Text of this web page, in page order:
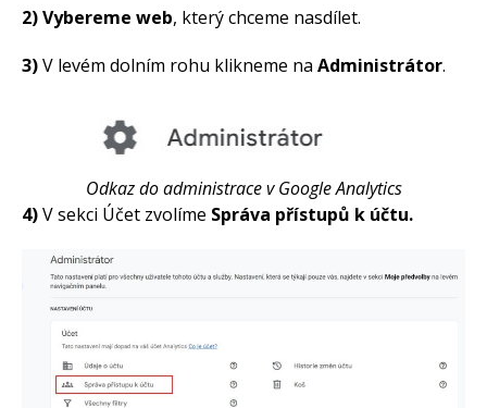
newsletteru. Jednou za čas ti
Co je Meta CAPI a kdy se
2) Vybereme web, který chceme nasdílet.
3)V levém dolním rohu klikneme na Administrátor.
Odkaz do administrace v Google Analytics
4)V sekci Účet zvolíme Správa přístupů k účtu.